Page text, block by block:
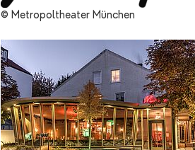
© Metropoltheater München